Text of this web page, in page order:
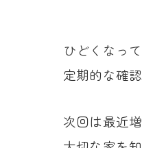
ひどくなっ
定期的な確
次回は最近